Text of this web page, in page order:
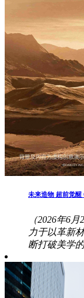
未来造物 超前觉
（2026年6
力于以革新
断打破美学